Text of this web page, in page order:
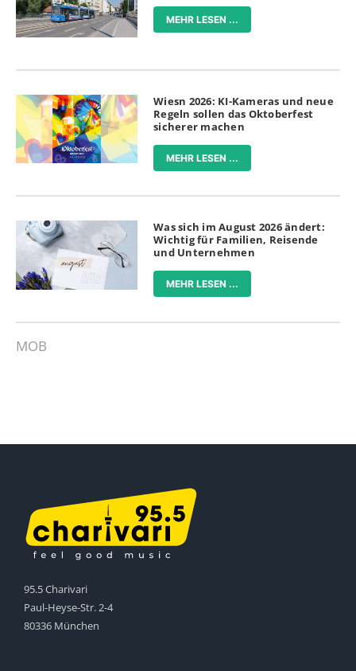
MEHR LESEN ...
Wiesn 2026: KI-Kameras und neue
Regeln sollen das Oktoberfest
sicherer machen
MEHR LESEN ...
Was sich im August 2026 ändert:
Wichtig für Familien, Reisende
und Unternehmen
MEHR LESEN ...
MOB
95.5 Charivari
Paul-Heyse-Str. 2-4
80336 München